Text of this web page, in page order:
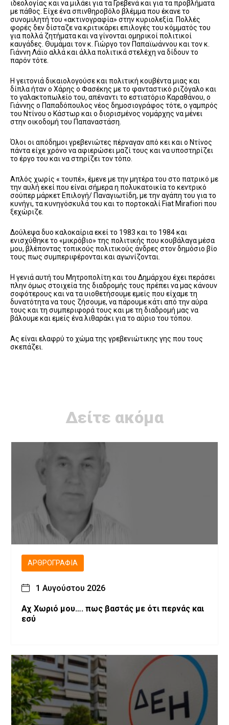
ιδεολογίας και να μιλάει για τα Γρεβενά και για τα προβλήματα
με πάθος. Είχε ένα σπινθηροβόλο βλέμμα που έκανε το
συνομιλητή του «ακτινογραφία» στην κυριολεξία. Πολλές
φορές δεν δίσταζε να κριτικάρει επιλογές του κόμματός του
για πολλά ζητήματα και να γίνονται ομηρικοί πολιτικοί
καυγάδες. Θυμάμαι τον κ. Γιώργο τον Παπαϊωάννου και τον κ.
Γιάννη Λάϊο αλλά και άλλα πολιτικά στελέχη να δίδουν το
παρόν τότε.
Η γειτονιά δικαιολογούσε και πολιτική κουβέντα μιας και
δίπλα ήταν ο Χάρης ο Φασέκης με το φανταστικό ριζόγαλο και
το γαλακτοπωλείο του, απέναντι το εστιατόριο Καραθάνου, ο
Γιάννης ο Παπαδόπουλος νέος δημοσιογράφος τότε, ο γαμπρός
του Ντίνου ο Κάστωρ και ο διορισμένος νομάρχης να μένει
στην οικοδομή του Παπαναστάση.
Όλοι οι απόδημοι γρεβενιώτες πέρναγαν από κει και ο Ντίνος
πάντα είχε χρόνο να αφιερώσει μαζί τους και να υποστηρίζει
το έργο του και να στηρίζει τον τόπο.
Απλός χωρίς « τουπέ», έμενε με την μητέρα του στο πατρικό με
την αυλή εκεί που είναι σήμερα η πολυκατοικία το κεντρικό
σούπερ μάρκετ Επιλογή/ Παναγιωτίδη, με την αγάπη του για το
κυνήγι, τα κυνηγόσκυλά του και το πορτοκαλί Fiat Mirafiori που
ξεχώριζε.
Δούλεψα δυο καλοκαίρια εκεί το 1983 και το 1984 και
ενισχύθηκε το «μικρόβιο» της πολιτικής που κουβάλαγα μέσα
μου, βλέποντας τοπικούς πολιτικούς άνδρες στον δημόσιο βίο
τους πως συμπεριφέρονται και αγωνίζονται.
Η γενιά αυτή του Μητροπολίτη και του Δημάρχου έχει περάσει
πλην όμως στοιχεία της διαδρομής τους πρέπει να μας κάνουν
σοφότερους και να τα υιοθετήσουμε εμείς που είχαμε τη
δυνατότητα να τους ζήσουμε, να πάρουμε κάτι από την αύρα
τους και τη συμπεριφορά τους και με τη διαδρομή μας να
βάλουμε και εμείς ένα λιθαράκι για το αύριο του τόπου.
Ας είναι ελαφρύ το χώμα της γρεβενιώτικης γης που τους
σκεπάζει.
Δείτε ακόμα
ΑΡΘΡΟΓΡΑΦΊΑ
1 Αυγούστου 2026
Αχ Χωριό μου…. πως βαστάς με ότι περνάς και
εσύ